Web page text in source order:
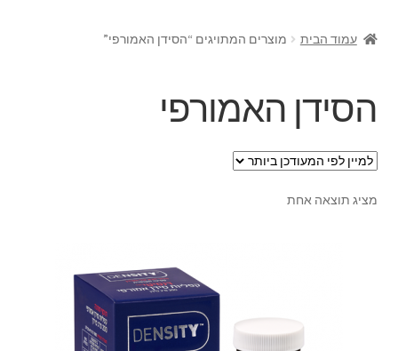
עמוד הבית מוצרים המתויגים “הסידן האמורפי”
הסידן האמורפי
מציג תוצאה אחת